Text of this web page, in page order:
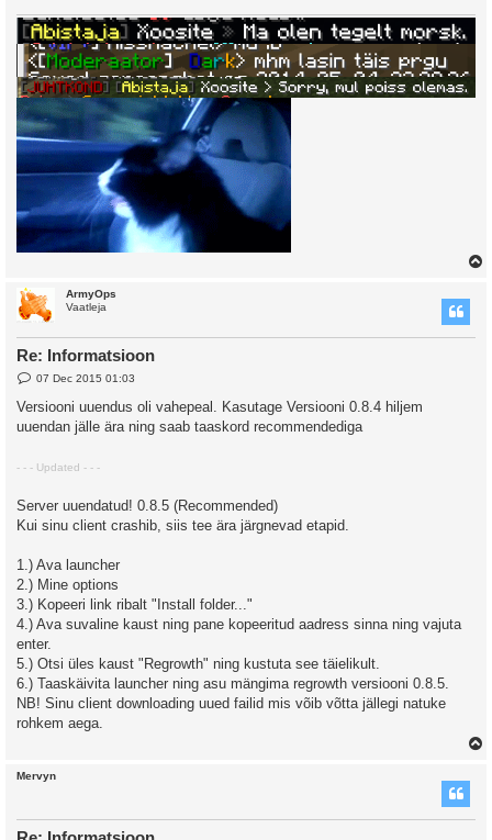
ArmyOps
Vaatleja
Re: Informatsioon
P
s
t
07 Dec 2015 01:03
Versiooni uuendus oli vahepeal. Kasutage Versiooni 0.8.4 hiljem
uuendan jälle ära ning saab taaskord recommendediga
- - - Updated - - -
Server uuendatud! 0.8.5 (Recommended)
Kui sinu client crashib, siis tee ära järgnevad etapid.
1.) Ava launcher
2.) Mine options
3.) Kopeeri link ribalt "Install folder..."
4.) Ava suvaline kaust ning pane kopeeritud aadress sinna ning vajuta
enter.
5.) Otsi üles kaust "Regrowth" ning kustuta see täielikult.
6.) Taaskäivita launcher ning asu mängima regrowth versiooni 0.8.5.
NB! Sinu client downloading uued failid mis võib võtta jällegi natuke
rohkem aega.
Mervyn